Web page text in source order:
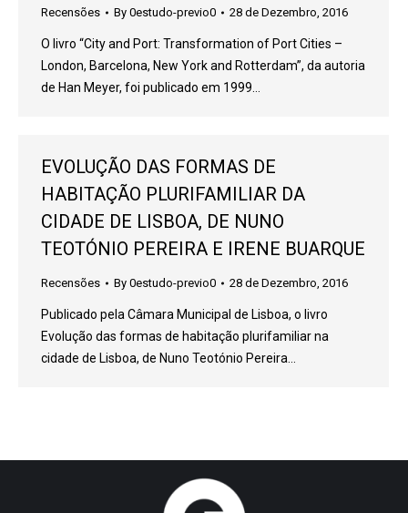
Recensões By 0estudo-previo0 28 de Dezembro, 2016
O livro “City and Port: Transformation of Port Cities –
London, Barcelona, New York and Rotterdam”, da autoria
de Han Meyer, foi publicado em 1999…
EVOLUÇÃO DAS FORMAS DE
HABITAÇÃO PLURIFAMILIAR DA
CIDADE DE LISBOA, DE NUNO
TEOTÓNIO PEREIRA E IRENE BUARQUE
Recensões By 0estudo-previo0 28 de Dezembro, 2016
Publicado pela Câmara Municipal de Lisboa, o livro
Evolução das formas de habitação plurifamiliar na
cidade de Lisboa, de Nuno Teotónio Pereira…